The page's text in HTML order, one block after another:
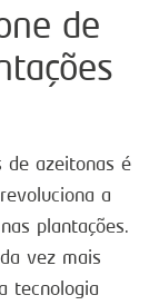
de
de azeitonas é
a
plantações.
vez mais
tecnologia